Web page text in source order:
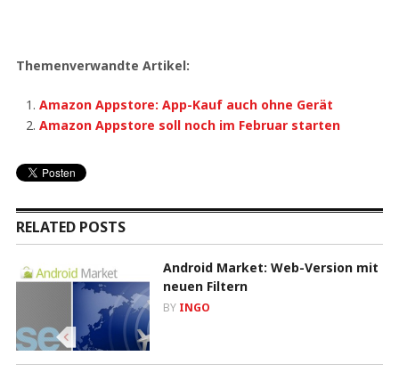
Themenverwandte Artikel:
Amazon Appstore: App-Kauf auch ohne Gerät
Amazon Appstore soll noch im Februar starten
RELATED POSTS
Android Market: Web-Version mit
neuen Filtern
BY INGO